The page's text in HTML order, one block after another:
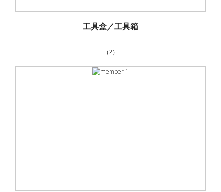
工具盒／工具箱
（2）